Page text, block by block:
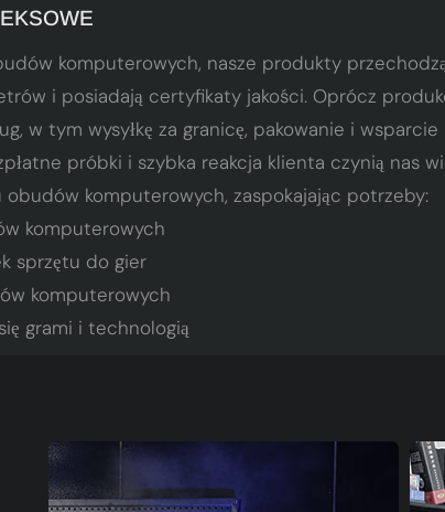
komputerowych, nasze produkty
i posiadają certyfikaty jakości. Oprócz
w tym wysyłkę za granicę, pakowanie i
próbki i szybka reakcja klienta czynią nas
obudów komputerowych, zaspokajając potrzeby:
komputerowych
sprzętu do gier
komputerowych
grami i technologią